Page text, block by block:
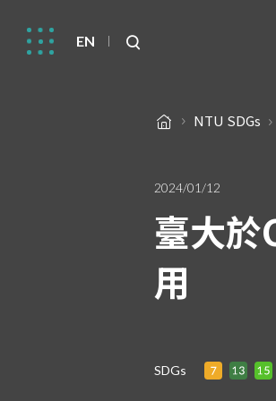
EN
NTU SDGs
2024/01/12
臺大於
用
SDGs